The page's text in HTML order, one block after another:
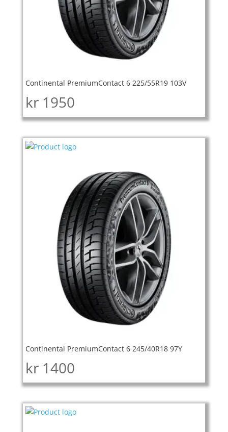
Continental PremiumContact 6 225/55R19 103V
kr 1950
Continental PremiumContact 6 245/40R18 97Y
kr 1400